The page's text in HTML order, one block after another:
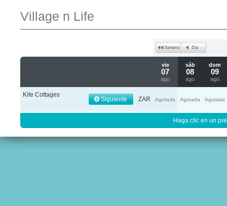
Village n Life
vie
07
ago
sáb
08
ago
dom
09
ago
Kite Cottages
Siguiente ZAR Agotada Agotada Agotada
Haga clic en un